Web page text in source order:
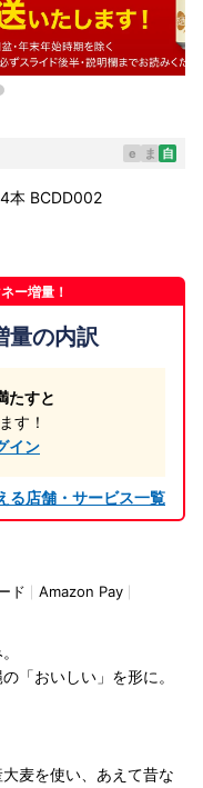
e ま 自
本 BCDD002
ー増量！
量の内訳
たすと
す！
イン
る店舗・サービス一覧
ド
Amazon Pay
「おいしい」を形に。
麦を使い、あえて昔な